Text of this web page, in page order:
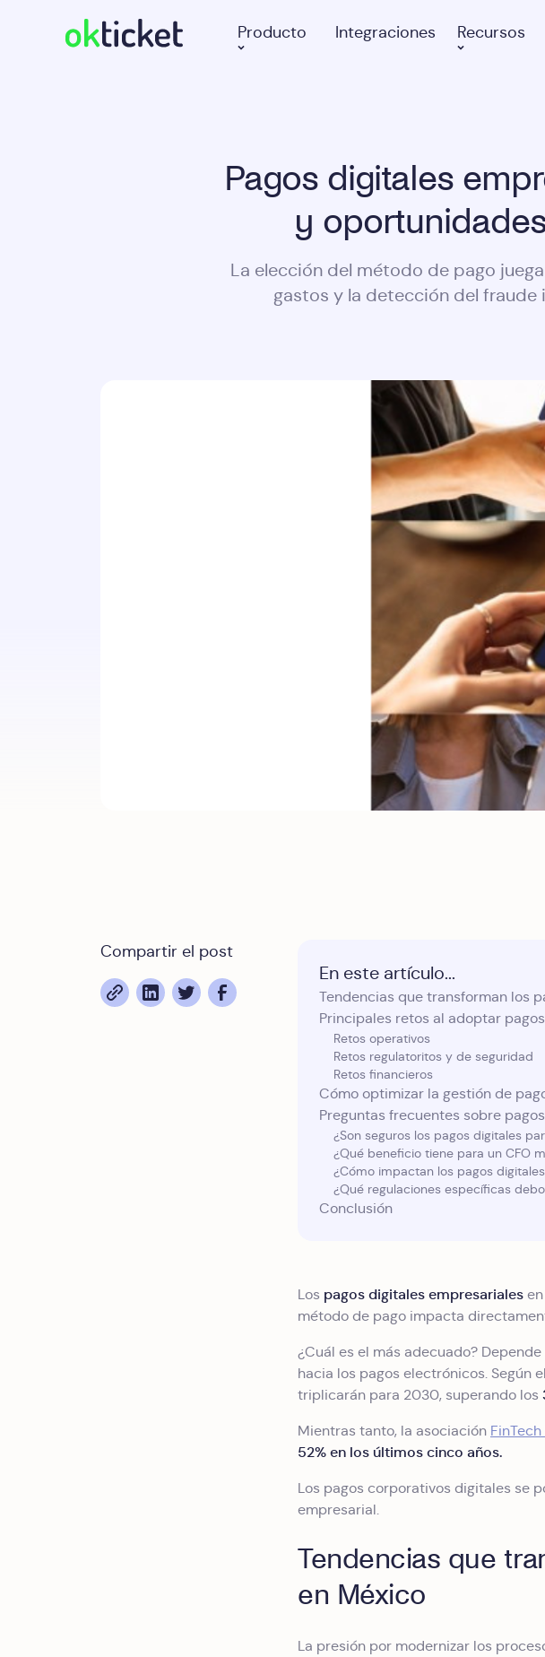
Producto Integraciones Recursos
Pagos digitales
y
La elección del método de pago
gastos y la detección del fraude
Compartir el post
En este artículo...
Tendencias que transforman los
Principales retos al adoptar
Retos operativos
Retos regulatoritos y de seguridad
Retos financieros
Cómo optimizar la gestión de
Preguntas frecuentes sobre
¿Son seguros los pagos digitales
¿Qué beneficio tiene para un CFO
¿Cómo impactan los pagos
¿Qué regulaciones específicas
Conclusión
Los pagos digitales empresariales
método de pago impacta
¿Cuál es el más adecuado?
hacia los pagos electrónicos. Según
triplicarán para 2030, superando los
Mientras tanto, la asociación
52% en los últimos cinco años.
Los pagos corporativos digitales se
empresarial.
Tendencias que
en México
La presión por modernizar los